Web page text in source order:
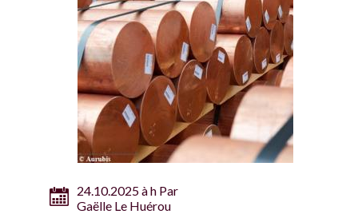
24.10.2025 à h Par
Gaëlle Le Huérou